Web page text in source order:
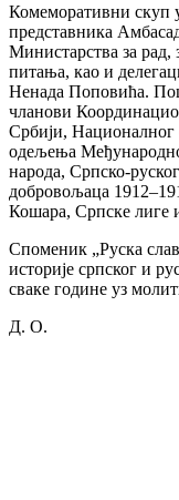
Комеморативни скуп
представника
Министарства за рад,
питања, као и
Ненада Поповића.
чланови
Србији, Националног
одељења
народа, Српско-
добровољаца
Кошара, Српске лиге
Споменик „Руска
историје српског и
сваке године уз
Д. О.